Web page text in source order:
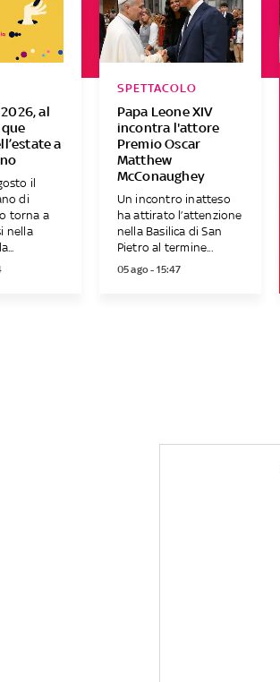
al
a
il
di
torna a
nella
Papa Leone XIV
incontra l'attore
Premio Oscar
Matthew
McConaughey
SPETTACOLO
Un incontro inatteso
ha attirato l’attenzione
nella Basilica di San
Pietro al termine...
05 ago - 15:47